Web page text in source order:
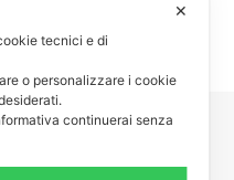
– Via Teodora Bresciani, 40 –
✕
tecnici e di
o personalizzare i cookie
continuerai senza